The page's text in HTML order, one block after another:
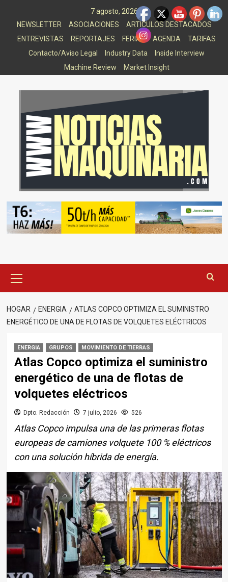
7 agosto, 2026
NEWSLETTER
ASOCIACIONES
ARTICULOS DESTACADOS
ENTREVISTAS
REPORTAJES FERIAS AGENDA
TARIFAS
Contacto/Aviso Legal
Industry Data
Inside Interview
Machine Review
Market Insight
principal
HOGAR ENERGIA
ATLAS COPCO OPTIMIZA EL SUMINISTRO
ENERGÉTICO DE UNA DE FLOTAS DE VOLQUETES ELÉCTRICOS
ENERGIA GRUPOS MOVIMIENTO DE TIERRAS
Atlas Copco optimiza el suministro
energético de una de flotas de
volquetes eléctricos
Dpto. Redacción 7 julio, 2026 526
Atlas Copco impulsa una de las primeras flotas
europeas de camiones volquete 100 % eléctricos
con una solución híbrida de energía.